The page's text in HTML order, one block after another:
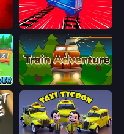
Train Drift
Train Adventure